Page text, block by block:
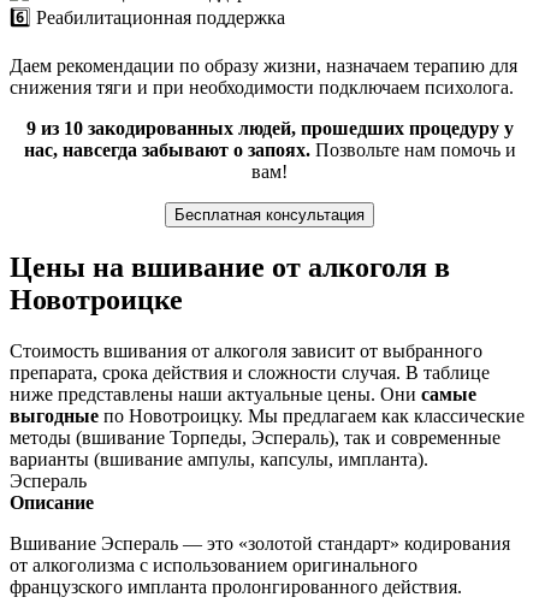
6️⃣ Реабилитационная поддержка
Даем рекомендации по образу жизни, назначаем терапию для
снижения тяги и при необходимости подключаем психолога.
9 из 10 закодированных людей, прошедших процедуру у
нас, навсегда забывают о запоях.Позвольте нам помочь и
вам!
Бесплатная консультация
Цены на вшивание от алкоголя в
Новотроицке
Стоимость вшивания от алкоголя зависит от выбранного
препарата, срока действия и сложности случая. В таблице
ниже представлены наши актуальные цены. Они самые
выгодные по Новотроицку. Мы предлагаем как классические
методы (вшивание Торпеды, Эспераль), так и современные
варианты (вшивание ампулы, капсулы, импланта).
Эспераль
Описание
Вшивание Эспераль — это «золотой стандарт» кодирования
от алкоголизма с использованием оригинального
французского импланта пролонгированного действия.